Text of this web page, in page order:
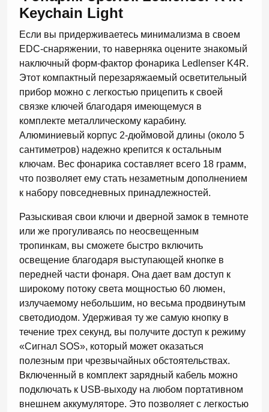
Keychain Light
Если вы придерживаетесь минимализма в своем
EDC-снаряжении, то наверняка оцените знакомый
наключный форм-фактор фонарика Ledlenser K4R.
Этот компактный перезаряжаемый осветительный
прибор можно с легкостью прицепить к своей
связке ключей благодаря имеющемуся в
комплекте металлическому карабину.
Алюминиевый корпус 2-дюймовой длины (около 5
сантиметров) надежно крепится к остальным
ключам. Вес фонарика составляет всего 18 грамм,
что позволяет ему стать незаметным дополнением
к набору повседневных принадлежностей.
Разыскивая свои ключи и дверной замок в темноте
или же прогуливаясь по неосвещенным
тропинкам, вы сможете быстро включить
освещение благодаря выступающей кнопке в
передней части фонаря. Она дает вам доступ к
широкому потоку света мощностью 60 люмен,
излучаемому небольшим, но весьма продвинутым
светодиодом. Удерживая ту же самую кнопку в
течение трех секунд, вы получите доступ к режиму
«Сигнал SOS», который может оказаться
полезным при чрезвычайных обстоятельствах.
Включенный в комплект зарядный кабель можно
подключать к USB-выходу на любом портативном
внешнем аккумуляторе. Это позволяет с легкостью